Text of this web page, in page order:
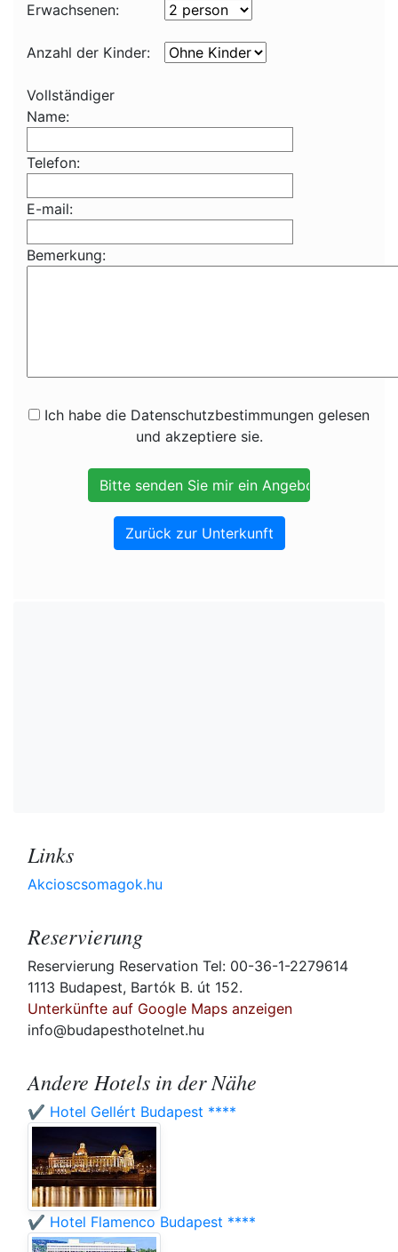
Erwachsenen:
Anzahl der Kinder:
Vollständiger
Name:
Telefon:
E-mail:
Bemerkung:
Ich habe die Datenschutzbestimmungen gelesen
und akzeptiere sie.
Zurück zur Unterkunft
Links
Akcioscsomagok.hu
Reservierung
Reservierung Reservation Tel: 00-36-1-2279614
1113 Budapest, Bartók B. út 152.
Unterkünfte auf Google Maps anzeigen
info@budapesthotelnet.hu
Andere Hotels in der Nähe
✔️ Hotel Gellért Budapest ****
✔️ Hotel Flamenco Budapest ****